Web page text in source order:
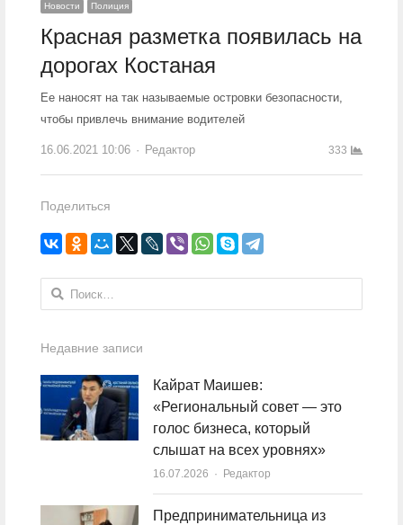
Новости Полиция
Красная разметка появилась на
дорогах Костаная
Ее наносят на так называемые островки безопасности,
чтобы привлечь внимание водителей
16.06.2021 10:06 Author
Редактор 333
Поделиться
Найти:
Недавние записи
Кайрат Маишев:
«Региональный совет — это
голос бизнеса, который
слышат на всех уровнях»
16.07.2026 Author
Редактор
Предпринимательница из